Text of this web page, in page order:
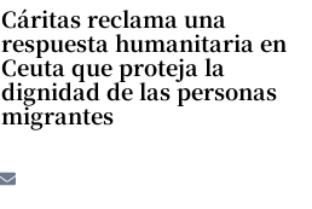
Cáritas reclama una
respuesta humanitaria en
Ceuta que proteja la
dignidad de las personas
migrantes